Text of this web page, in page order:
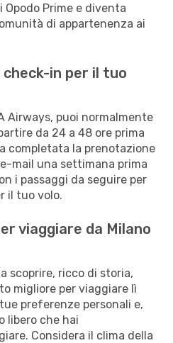
Prime e diventa
di appartenenza ai
in per il tuo
Airways, puoi normalmente
da 24 a 48 ore prima
completata la prenotazione
mail una settimana prima
i passaggi da seguire per
il tuo volo.
viaggiare da Milano
scoprire, ricco di storia,
migliore per viaggiare lì
preferenze personali e,
libero che hai
Considera il clima della